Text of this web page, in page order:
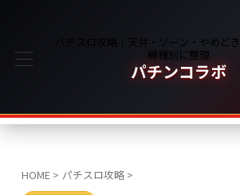
パチスロ攻略｜天井・ゾーン・やめど
機種別に整理
パチンコラボ
HOME > パチスロ攻略 >